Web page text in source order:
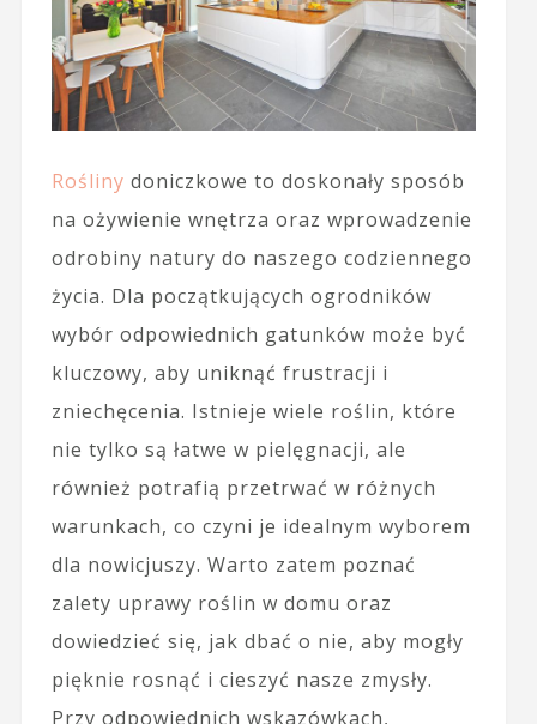
Rośliny doniczkowe to doskonały sposób
na ożywienie wnętrza oraz wprowadzenie
odrobiny natury do naszego codziennego
życia. Dla początkujących ogrodników
wybór odpowiednich gatunków może być
kluczowy, aby uniknąć frustracji i
zniechęcenia. Istnieje wiele roślin, które
nie tylko są łatwe w pielęgnacji, ale
również potrafią przetrwać w różnych
warunkach, co czyni je idealnym wyborem
dla nowicjuszy. Warto zatem poznać
zalety uprawy roślin w domu oraz
dowiedzieć się, jak dbać o nie, aby mogły
pięknie rosnąć i cieszyć nasze zmysły.
Przy odpowiednich wskazówkach,